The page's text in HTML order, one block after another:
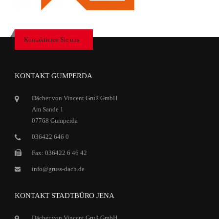
Kontaktieren Sie uns
KONTAKT GUMPERDA
Dächer von Vincent Gruß GmbH
Am Sande 1
07768 Gumperda
036422 646 0
Fax: 036422 6 46 42
info@gruss-dach.de
KONTAKT STADTBÜRO JENA